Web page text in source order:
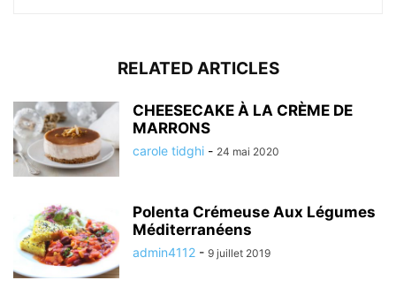
RELATED ARTICLES
CHEESECAKE À LA CRÈME DE
MARRONS
carole tidghi - 24 mai 2020
Polenta Crémeuse Aux Légumes
Méditerranéens
admin4112 - 9 juillet 2019